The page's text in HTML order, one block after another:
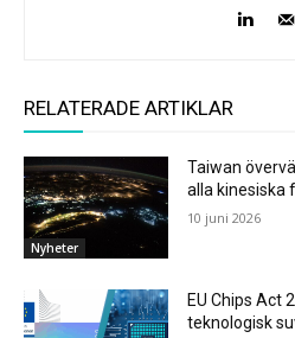
RELATERADE ARTIKLAR
Nyheter
Taiwan
alla kinesiska
10 juni 2026
EU Chips Act
teknologisk